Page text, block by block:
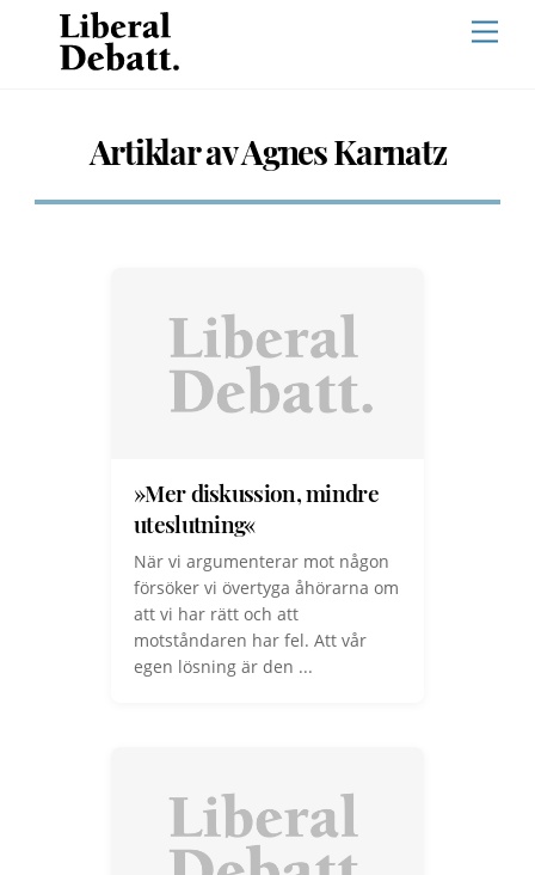
content
Artiklar av Agnes Karnatz
»Mer diskussion, mindre
uteslutning«
När vi argumenterar mot någon
försöker vi övertyga åhörarna om
att vi har rätt och att
motståndaren har fel. Att vår
egen lösning är den ...